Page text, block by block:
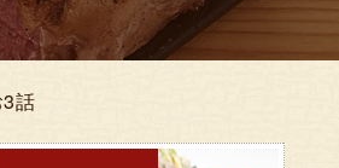
話